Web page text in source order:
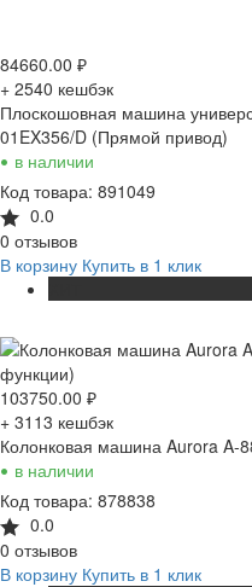
84660.00 ₽
+ 2540 кешбэк
Плоскошовная машина
01EX356/D (Прямой привод)
• в наличии
Код товара: 891049
0.0
0 отзывов
В корзину Купить в 1 клик
103750.00 ₽
+ 3113 кешбэк
Колонковая машина Aurora A-
• в наличии
Код товара: 878838
0.0
0 отзывов
В корзину Купить в 1 клик